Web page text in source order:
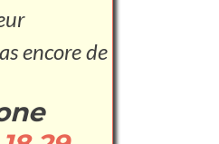
encore de